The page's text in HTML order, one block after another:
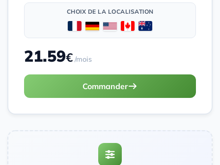
CHOIX DE LA LOCALISATION
21.59€ /mois
Commander